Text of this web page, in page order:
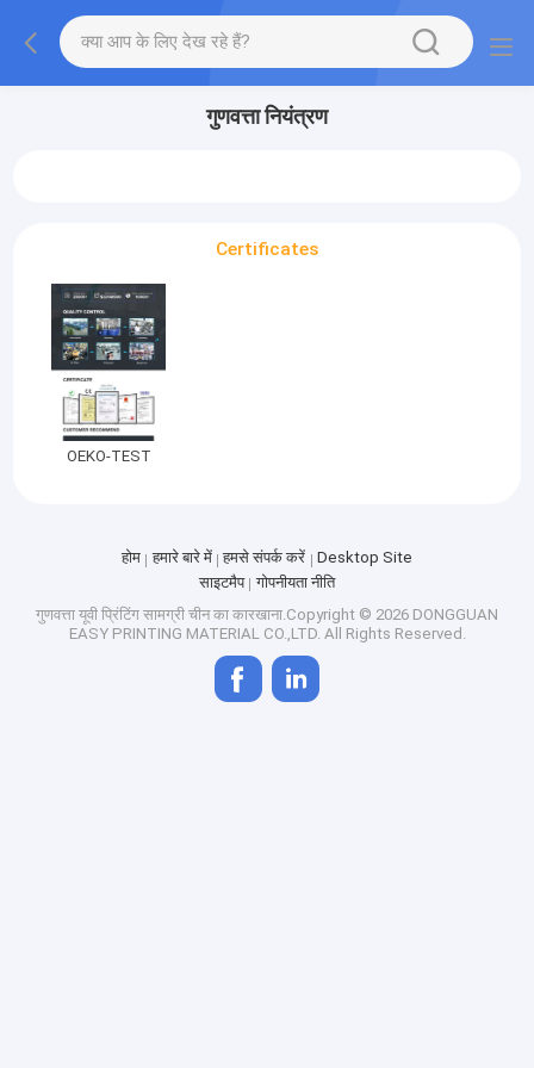
गुणवत्ता नियंत्रण
Certificates
OEKO-TEST
होम हमारे बारे में हमसे संपर्क करें
Desktop Site
साइटमैप
गोपनीयता नीति
गुणवत्ता यूवी प्रिंटिंग सामग्री चीन का कारखाना.Copyright © 2026 DONGGUAN
EASY PRINTING MATERIAL CO.,LTD. All Rights Reserved.